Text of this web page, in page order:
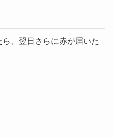
、翌日さらに赤が届いた